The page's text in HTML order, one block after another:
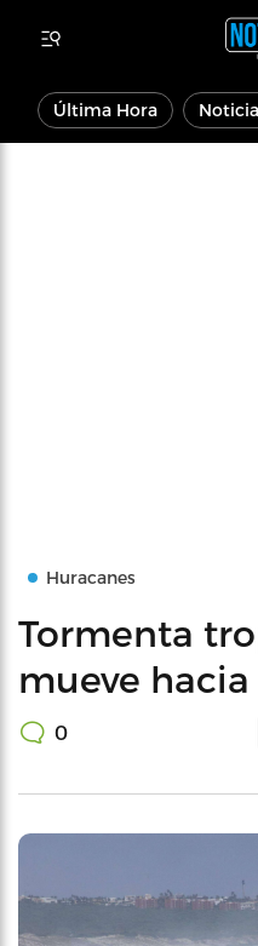
Última Hora
Huracanes
Tormenta
mueve
0